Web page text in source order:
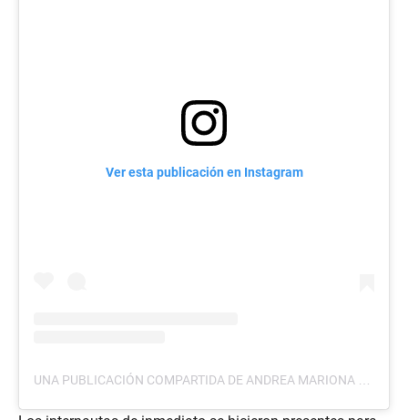
Ver esta publicación en Instagram
UNA PUBLICACIÓN COMPARTIDA DE ANDREA MARIONA DE FLORES (@ANDREA_MARIONA)